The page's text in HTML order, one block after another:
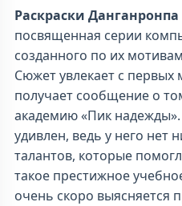
Раскраски Данганронпа
посвященная серии
созданного по их
Сюжет увлекает с
получает сообщение о
академию «Пик
удивлен, ведь у него нет
талантов, которые
такое престижное
очень скоро выясняется